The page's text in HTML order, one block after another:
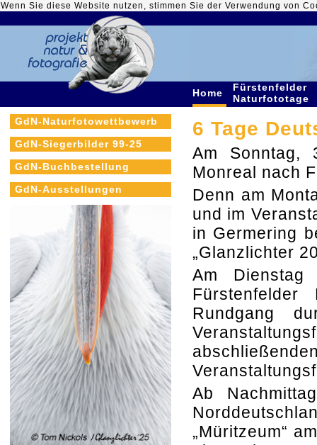
Wenn Sie diese Website nutzen, stimmen Sie der Verwendung von
Home
Fürstenfelder
Naturfototage
GdN-Naturfotowettbewerb
GdN-Siegerbilder 99-25
GdN-Buchbestellung
GdN-Ausstellungen
6 Tage
Am Sonntag,
Monreal nach
Denn am
und im
in Germering
„Glanzlichter
Am
Rundgang
Ab
„Müritzeum“